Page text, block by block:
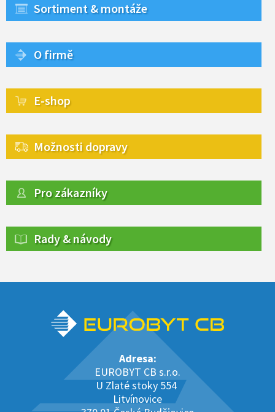
Sortiment & montáže
O firmě
E-shop
Možnosti dopravy
Pro zákazníky
Rady & návody
Adresa:
EUROBYT CB s.r.o.
U Zlaté stoky 554
Litvínovice